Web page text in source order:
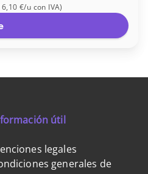
€/u con IVA)
útil
legales
generales de